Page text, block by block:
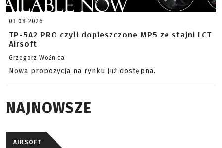
03.08.2026
TP-5A2 PRO czyli dopieszczone MP5 ze stajni LCT
Airsoft
Grzegorz Woźnica
Nowa propozycja na rynku już dostępna.
NAJNOWSZE
AIRSOFT